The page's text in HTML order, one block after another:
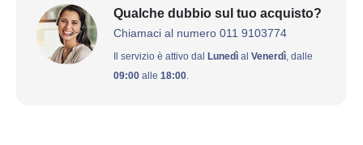
Qualche dubbio sul tuo acquisto?
Chiamaci al numero 011 9103774
Il servizio è attivo dal Lunedì al Venerdì , dalle
09:00 alle 18:00